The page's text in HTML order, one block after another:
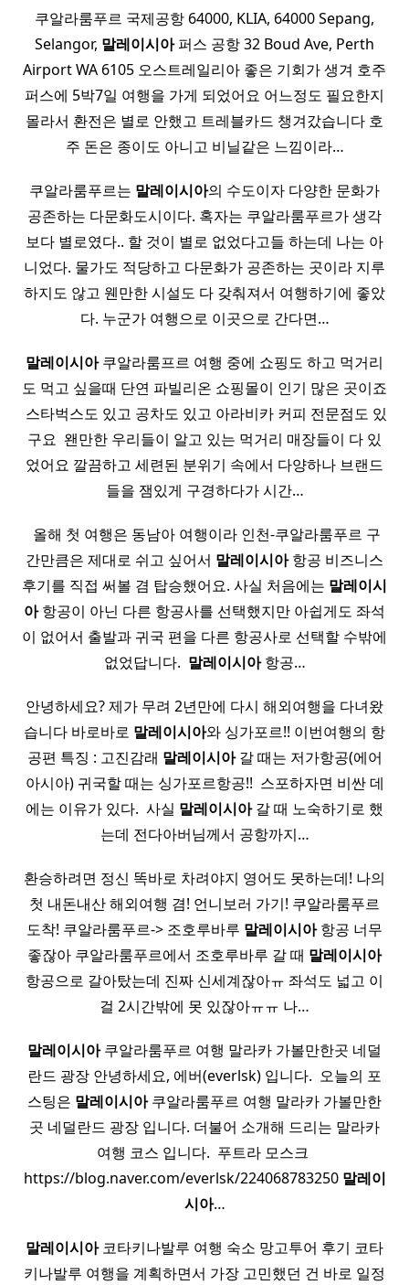
쿠알라룸푸르 국제공항 64000, KLIA, 64000 Sepang,
Selangor, 말레이시아퍼스 공항 32 Boud Ave, Perth
Airport WA 6105 오스트레일리아 좋은 기회가 생겨 호주
퍼스에 5박7일 여행을 가게 되었어요 어느정도 필요한지
몰라서 환전은 별로 안했고 트레블카드 챙겨갔습니다 호
주 돈은 종이도 아니고 비닐같은 느낌이라…
쿠알라룸푸르는 말레이시아의 수도이자 다양한 문화가
공존하는 다문화도시이다. 혹자는 쿠알라룸푸르가 생각
보다 별로였다.. 할 것이 별로 없었다고들 하는데 나는 아
니었다. 물가도 적당하고 다문화가 공존하는 곳이라 지루
하지도 않고 웬만한 시설도 다 갖춰져서 여행하기에 좋았
다. 누군가 여행으로 이곳으로 간다면…
말레이시아쿠알라룸프르 여행 중에 쇼핑도 하고 먹거리
도 먹고 싶을때 단연 파빌리온 쇼핑몰이 인기 많은 곳이죠
​ 스타벅스도 있고 공차도 있고 아라비카 커피 전문점도 있
구요 ​ 왠만한 우리들이 알고 있는 먹거리 매장들이 다 있
었어요 깔끔하고 세련된 분위기 속에서 다양하나 브랜드
들을 잼있게 구경하다가 시간…
​ 올해 첫 여행은 동남아 여행이라 인천-쿠알라룸푸르 구
간만큼은 제대로 쉬고 싶어서 말레이시아항공 비즈니스
후기를 직접 써볼 겸 탑승했어요. 사실 처음에는 말레이시
아항공이 아닌 다른 항공사를 선택했지만 아쉽게도 좌석
이 없어서 출발과 귀국 편을 다른 항공사로 선택할 수밖에
없었답니다. ​ 말레이시아항공…
안녕하세요? 제가 무려 2년만에 다시 해외여행을 다녀왔
습니다 바로바로 말레이시아와 싱가포르!! 이번여행의 항
공편 특징 : 고진감래 말레이시아갈 때는 저가항공(에어
아시아) 귀국할 때는 싱가포르항공!! ​ 스포하자면 비싼 데
에는 이유가 있다. ​ 사실 말레이시아갈 때 노숙하기로 했
는데 전다아버님께서 공항까지…
환승하려면 정신 똑바로 차려야지 영어도 못하는데! 나의
첫 내돈내산 해외여행 겸! 언니보러 가기! 쿠알라룸푸르
도착! 쿠알라룸푸르-> 조호루바루 말레이시아항공 너무
좋잖아 쿠알라룸푸르에서 조호루바루 갈 때 말레이시아
항공으로 갈아탔는데 진짜 신세계잖아ㅠ 좌석도 넓고 이
걸 2시간밖에 못 있잖아ㅠㅠ 나…
말레이시아쿠알라룸푸르 여행 말라카 가볼만한곳 네덜
란드 광장 안녕하세요, 에버(everlsk) 입니다. ​ 오늘의 포
스팅은 말레이시아쿠알라룸푸르 여행 말라카 가볼만한
곳 네덜란드 광장 입니다. 더불어 소개해 드리는 말라카
여행 코스 입니다. ​ 푸트라 모스크 ​
https://blog.naver.com/everlsk/224068783250 말레이
시아…
말레이시아코타키나발루 여행 숙소 망고투어 후기 코타
키나발루 여행을 계획하면서 가장 고민했던 건 바로 일정